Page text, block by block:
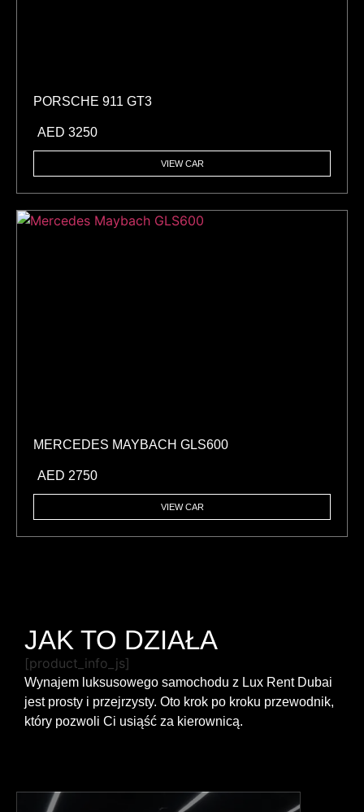
PORSCHE 911 GT3
AED 3250
VIEW CAR
MERCEDES MAYBACH GLS600
AED 2750
VIEW CAR
JAK TO DZIAŁA
[product_info_js]
Wynajem luksusowego samochodu z Lux Rent Dubai
jest prosty i przejrzysty. Oto krok po kroku przewodnik,
który pozwoli Ci usiąść za kierownicą.